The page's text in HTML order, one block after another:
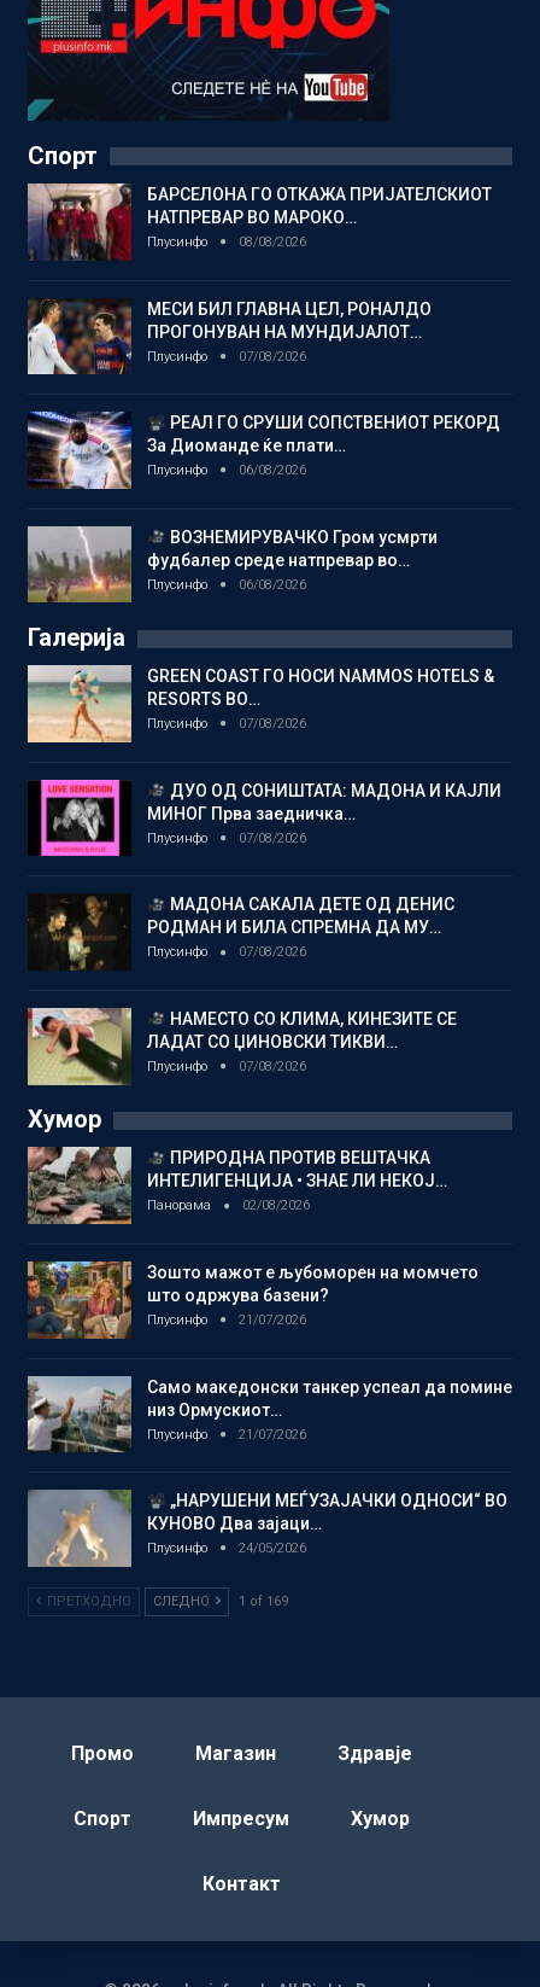
Спорт
БАРСЕЛОНА ГО ОТКАЖА ПРИЈАТЕЛСКИОТ
НАТПРЕВАР ВО МАРОКО…
Плусинфо 08/08/2026
МЕСИ БИЛ ГЛАВНА ЦЕЛ, РОНАЛДО
ПРОГОНУВАН НА МУНДИЈАЛОТ…
Плусинфо 07/08/2026
РЕАЛ ГО СРУШИ СОПСТВЕНИОТ РЕКОРД
За Диоманде ќе плати…
Плусинфо 06/08/2026
ВОЗНЕМИРУВАЧКО Гром усмрти
фудбалер среде натпревар во…
Плусинфо 06/08/2026
Галерија
GREEN COAST ГО НОСИ NAMMOS HOTELS &
RESORTS ВО…
Плусинфо 07/08/2026
ДУО ОД СОНИШТАТА: МАДОНА И КАЈЛИ
МИНОГ Прва заедничка…
Плусинфо 07/08/2026
МАДОНА САКАЛА ДЕТЕ ОД ДЕНИС
РОДМАН И БИЛА СПРЕМНА ДА МУ…
Плусинфо 07/08/2026
НАМЕСТО СО КЛИМА, КИНЕЗИТЕ СЕ
ЛАДАТ СО ЏИНОВСКИ ТИКВИ…
Плусинфо 07/08/2026
Хумор
ПРИРОДНА ПРОТИВ ВЕШТАЧКА
ИНТЕЛИГЕНЦИЈА • ЗНАЕ ЛИ НЕКОЈ…
Панорама 02/08/2026
Зошто мажот е љубоморен на момчето
што одржува базени?
Плусинфо 21/07/2026
Само македонски танкер успеал да помине
низ Ормускиот…
Плусинфо 21/07/2026
„НАРУШЕНИ МЕЃУЗАЈАЧКИ ОДНОСИ“ ВО
КУНОВО Два зајаци…
Плусинфо 24/05/2026
ПРЕТХОДНО СЛЕДНО 1 of 169
Промо Магазин Здравје
Спорт Импресум Хумор
Контакт